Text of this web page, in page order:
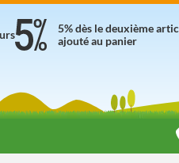
5% dès le deuxième
ajouté au panier